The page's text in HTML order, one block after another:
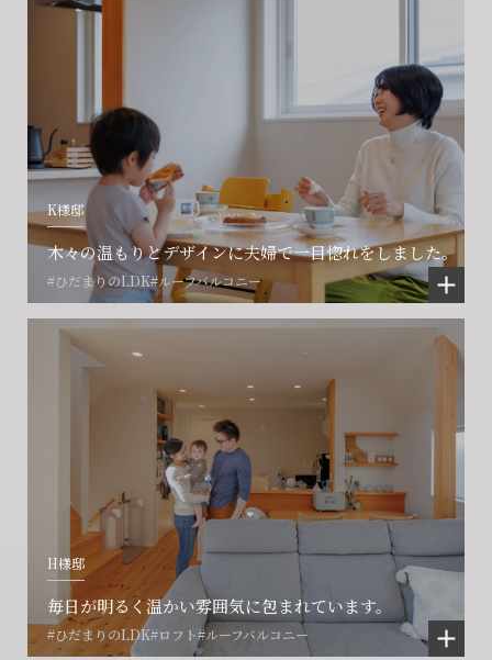
K様邸
木々の温もりとデザインに夫婦で一目惚れをしました。
#ひだまりのLDK#ルーフバルコニー
H様邸
毎日が明るく温かい雰囲気に包まれています。
#ひだまりのLDK#ロフト#ルーフバルコニー